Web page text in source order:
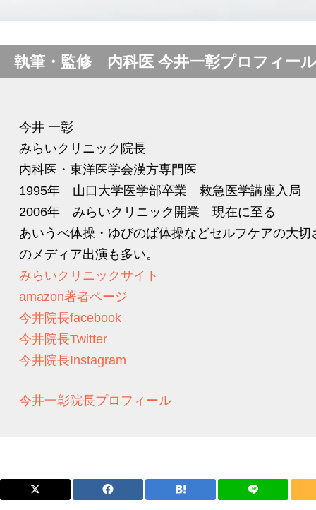
執筆・監修 内科医 今井一彰プロフィール
今井 一彰
みらいクリニック院長
内科医・東洋医学会漢方専門医
1995年 山口大学医学部卒業 救急医学講座入局
2006年 みらいクリニック開業 現在に至る
あいうべ体操・ゆびのば体操などセルフケアの大
のメディア出演も多い。
みらいクリニックサイト
amazon著者ページ
今井院長facebook
今井院長Twitter
今井院長Instagram
今井一彰院長プロフィール